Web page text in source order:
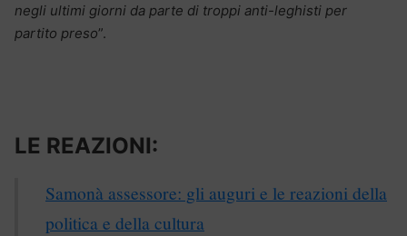
negli ultimi giorni da parte di troppi anti-leghisti per
partito preso”.
LE REAZIONI:
Samonà assessore: gli auguri e le reazioni della
politica e della cultura